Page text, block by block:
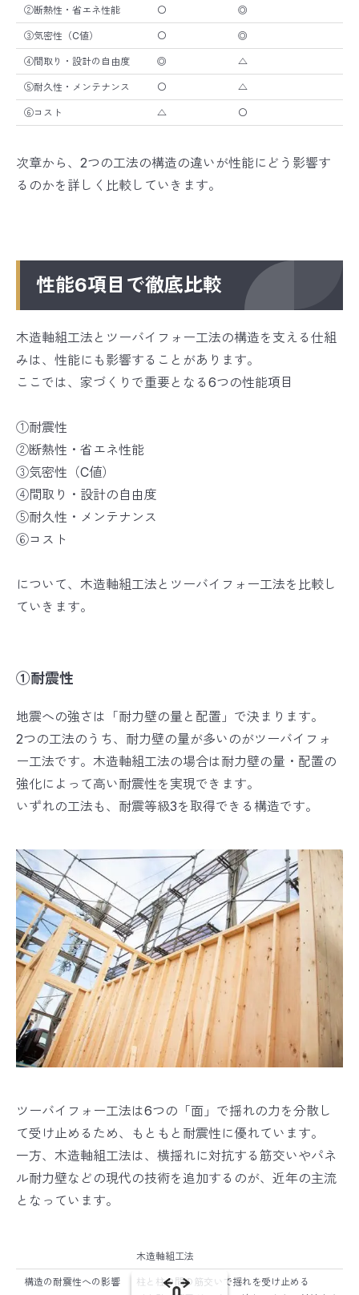
②断熱性・省エネ性能 〇 ◎
③気密性（C値） 〇 ◎
④間取り・設計の自由度 ◎ △
⑤耐久性・メンテナンス 〇 △
⑥コスト △ 〇
次章から、2つの工法の構造の違いが性能にどう影響す
るのかを詳しく比較していきます。
性能6項目で徹底比較
木造軸組工法とツーバイフォー工法の構造を支える仕組
みは、性能にも影響することがあります。
ここでは、家づくりで重要となる6つの性能項目
①耐震性
②断熱性・省エネ性能
③気密性（C値）
④間取り・設計の自由度
⑤耐久性・メンテナンス
⑥コスト
について、木造軸組工法とツーバイフォー工法を比較し
ていきます。
①耐震性
地震への強さは「耐力壁の量と配置」で決まります。
2つの工法のうち、耐力壁の量が多いのがツーバイフォ
ー工法です。木造軸組工法の場合は耐力壁の量・配置の
強化によって高い耐震性を実現できます。
いずれの工法も、耐震等級3を取得できる構造です。
ツーバイフォー工法は6つの「面」で揺れの力を分散し
て受け止めるため、もともと耐震性に優れています。
一方、木造軸組工法は、横揺れに対抗する筋交いやパネ
ル耐力壁などの現代の技術を追加するのが、近年の主流
となっています。
木造軸組工法
構造の耐震性への影響
柱と柱の間の筋交いで揺れを受け止める